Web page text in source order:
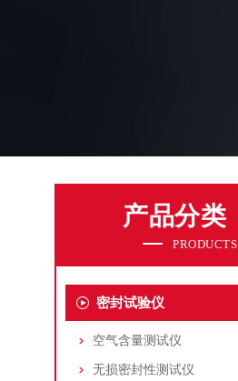
产品分类
PRODUCTS
密封试验仪
空气含量测试仪
无损密封性测试仪